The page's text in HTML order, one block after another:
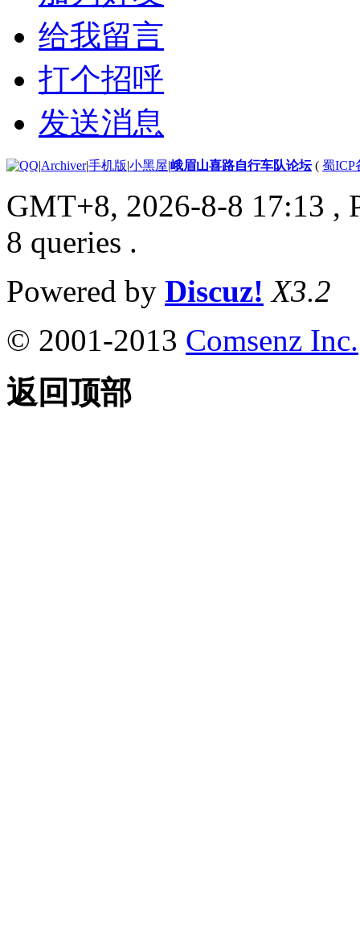
给我留言
打个招呼
发送消息
|Archiver|手机版|小黑屋|峨眉山喜路自行车队论坛( 蜀ICP
GMT+8, 2026-8-8 17:13 ,
8 queries .
Powered by Discuz! X3.2
© 2001-2013 Comsenz Inc.
返回顶部